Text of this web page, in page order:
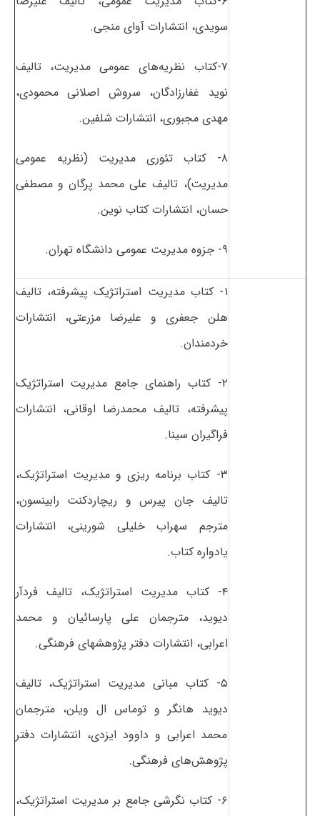
سویدی، انتشارات آوای منجی.
۷-کتاب نظریه‌های عمومی مدیریت، تالیف
نوید غفارزادگان، سروش اصلانی محمودی،
مهدی مجبوری، انتشارات شلفین.
۸- کتاب تئوری مدیریت (نظریه عمومی
مدیریت)، تالیف علی محمد پرگان و مصطفی
حسان، انتشارات کتاب نوین.
۹- جزوه مدیریت عمومی دانشگاه تهران.
۱- کتاب مدیریت استراتژیک پیشرفته، تالیف
هلن جعفری و علیرضا مزرعتی، انتشارات
خردمندان.
۲- کتاب راهنمای جامع مدیریت استراتژیک
پیشرفته، تالیف محمدرضا اوقانی، انتشارات
فراگیران سینا.
۳- کتاب برنامه ریزی و مدیریت استراتژیک،
تالیف جان پیرس و ریچاردکنت رابینسون،
مترجم سهراب خلیلی شورینی، انتشارات
یادواره کتاب.
۴- کتاب مدیریت استراتژیک، تالیف فردآر
دیوید، مترجمان علی پارسائیان و محمد
اعرابی، انتشارات دفتر پژوهشهای فرهنگی.
۵- کتاب مبانی مدیریت استراتژیک، تالیف
دیوید هانگر و توماس ال ویلن، مترجمان
محمد اعرابی و داوود ایزدی، انتشارات دفتر
پژوهش‌های فرهنگی.
۶- کتاب نگرشی جامع بر مدیریت استراتژیک،